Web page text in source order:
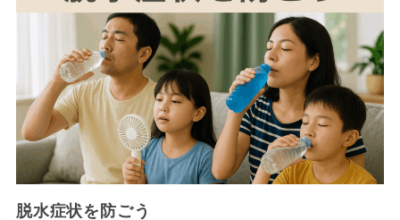
脱水症状を防ごう